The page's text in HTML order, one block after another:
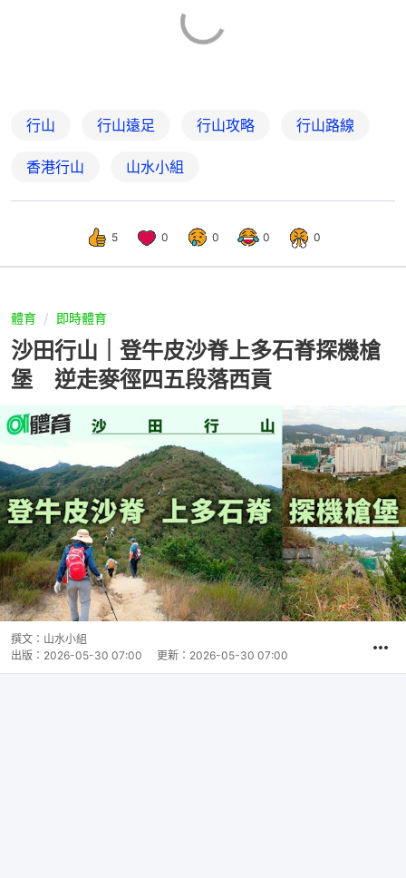
行山 行山遠足 行山攻略 行山路線
香港行山 山水小組
5 0 0 0 0
體育 即時體育
沙田行山｜登牛皮沙脊上多石脊探機槍
堡 逆走麥徑四五段落西貢
撰文： 山水小組
出版： 2026-05-30 07:00 更新： 2026-05-30 07:00